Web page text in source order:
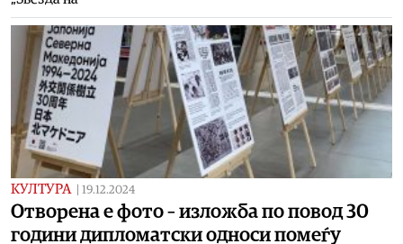
КУЛТУРА 19.12.2024
Отворена е фото – изложба по повод 30
години дипломатски односи помеѓу